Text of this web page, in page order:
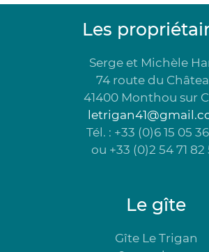
Les
Serge et Michèle
74 route du
41400 Monthou sur
Tél. : +33 (0)6 15 05
ou +33 (0)2 54 71 82
Le gîte
Gîte Le Trigan